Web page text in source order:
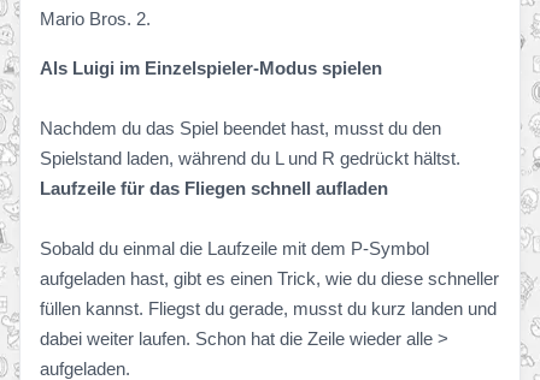
Mario Bros. 2.
Als Luigi im Einzelspieler-Modus spielen
Nachdem du das Spiel beendet hast, musst du den
Spielstand laden, während du L und R gedrückt hältst.
Laufzeile für das Fliegen schnell aufladen
Sobald du einmal die Laufzeile mit dem P-Symbol
aufgeladen hast, gibt es einen Trick, wie du diese schneller
füllen kannst. Fliegst du gerade, musst du kurz landen und
dabei weiter laufen. Schon hat die Zeile wieder alle >
aufgeladen.